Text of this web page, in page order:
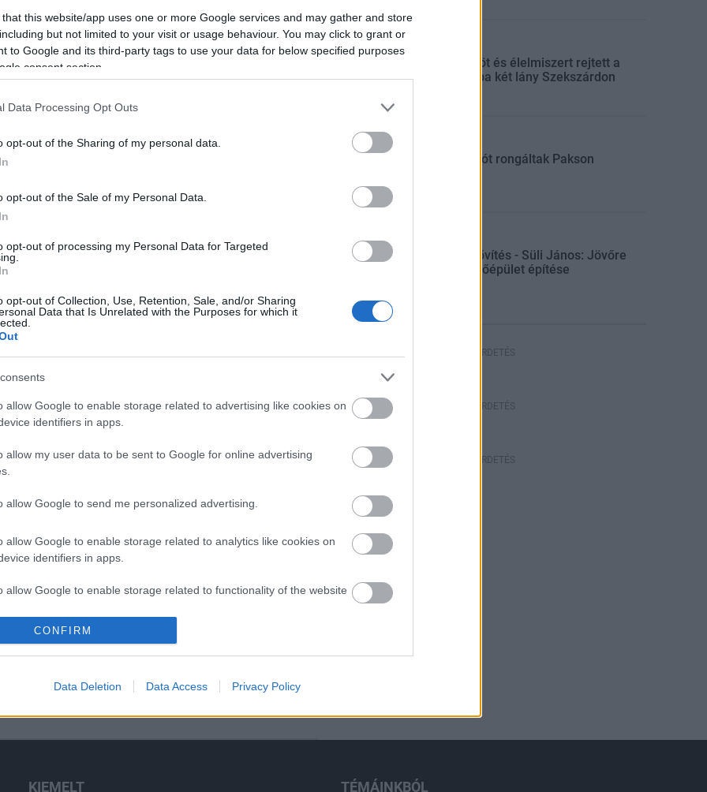
that this website/app uses one or more Google services and may gather and store
but not limited to your visit or usage behaviour. You may click to grant or
to Google and its third-party tags to use your data for below specified purposes
consent section.
Data Processing Opt Outs
opt-out of the Sharing of my personal data.
opt-out of the Sale of my Personal Data.
opt-out of processing my Personal Data for Targeted
opt-out of Collection, Use, Retention, Sale, and/or Sharing
Data that Is Unrelated with the Purposes for which it
allow Google to enable storage related to advertising like cookies on
identifiers in apps.
allow my user data to be sent to Google for online advertising
allow Google to send me personalized advertising.
allow Google to enable storage related to analytics like cookies on
identifiers in apps.
allow Google to enable storage related to functionality of the website
functionality and fraud prevention, and other user protection.
CONFIRM
Data Deletion Data Access Privacy Policy
tartható az
Aktuális
hatása a környezetre, hogy a
árnyékában?
és közműhálózatának fejlesztése
Látlelet a hazai víziközművekről?
vezetéken múlt Bicske vízellátása
Épített öröksége megújításával is
készül Mohács a csata ötszázadik
Parfümöt és élelmiszert rejtett a
táskájába két lány Szekszárdon
Sorompót rongáltak Pakson
Paksi bővítés - Süli János: Jövőre
indul a főépület építése
HIRDETÉS
HIRDETÉS
HIRDETÉS
KIEMELT TÉMÁINKBÓL